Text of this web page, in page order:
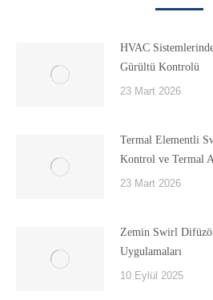
HVAC
Gürültü Kontrolü
23 Mart 2026
Termal Elementli
Kontrol ve Termal
23 Mart 2026
Zemin Swirl
Uygulamaları
10 Eylül 2025